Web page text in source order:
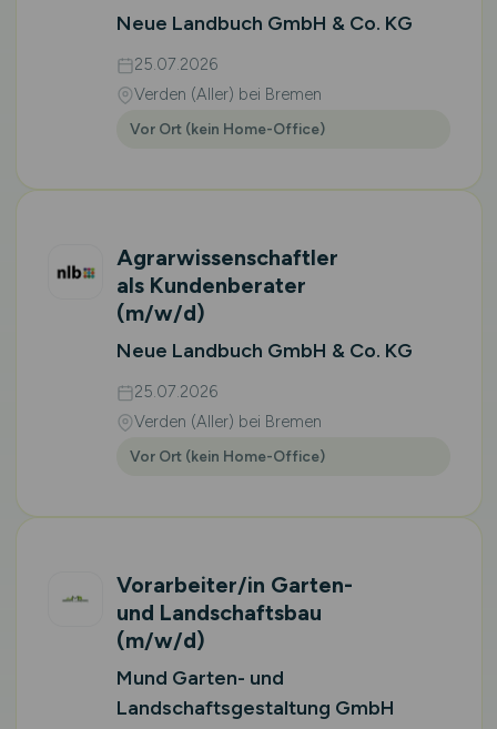
Neue Landbuch GmbH & Co. KG
25.07.2026
Verden (Aller) bei Bremen
Vor Ort (kein Home-Office)
Agrarwissenschaftler
als Kundenberater
(m/w/d)
Neue Landbuch GmbH & Co. KG
25.07.2026
Verden (Aller) bei Bremen
Vor Ort (kein Home-Office)
Vorarbeiter/in Garten-
und Landschaftsbau
(m/w/d)
Mund Garten- und
Landschaftsgestaltung GmbH